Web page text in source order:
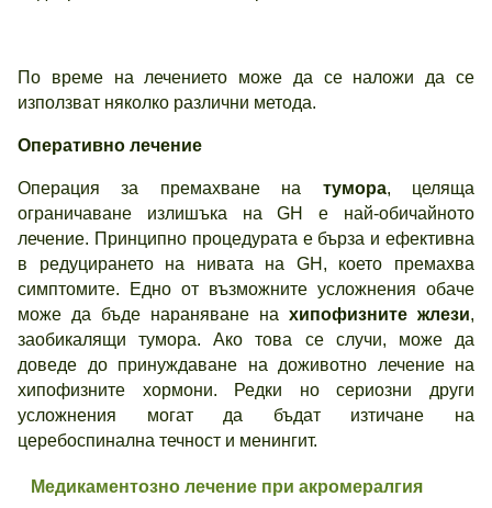
По време на лечението може да се наложи да се
използват няколко различни метода.
Оперативно лечение
Операция за премахване на тумора, целяща
ограничаване излишъка на GH е най-обичайното
лечение. Принципно процедурата е бърза и ефективна
в редуцирането на нивата на GH, което премахва
симптомите. Едно от възможните усложнения обаче
може да бъде нараняване на хипофизните жлези,
заобикалящи тумора. Ако това се случи, може да
доведе до принуждаване на доживотно лечение на
хипофизните хормони. Редки но сериозни други
усложнения могат да бъдат изтичане на
церебоспинална течност и менингит.
Медикаментозно лечение при акромералгия